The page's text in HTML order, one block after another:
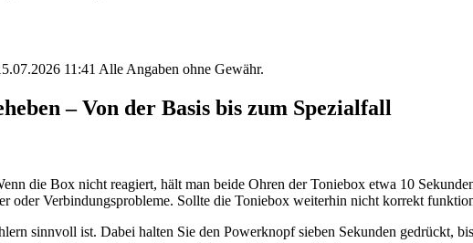
11:41 Alle Angaben ohne Gewähr.
– Von der Basis bis zum Spezialfall
die Box nicht reagiert, hält man beide Ohren der Toniebox etwa 10
oder Verbindungsprobleme. Sollte die Toniebox weiterhin nicht korrekt
sinnvoll ist. Dabei halten Sie den Powerknopf sieben Sekunden gedrückt,